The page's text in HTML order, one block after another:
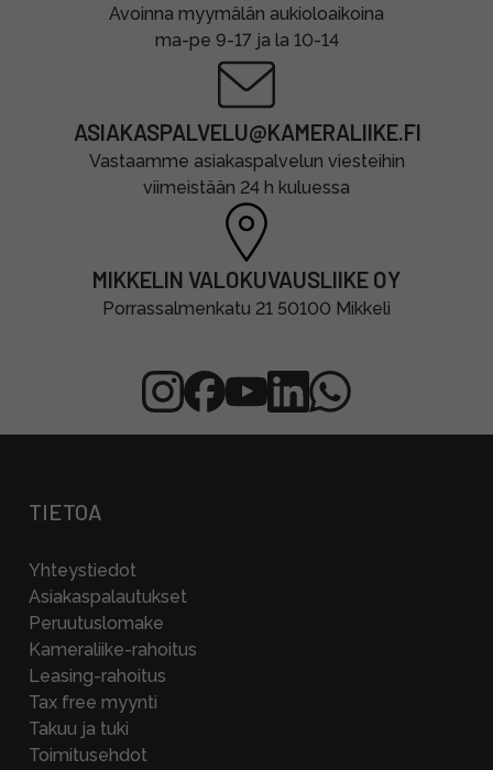
Avoinna myymälän aukioloaikoina
ma-pe 9-17 ja la 10-14
ASIAKASPALVELU@KAMERALIIKE.FI
Vastaamme asiakaspalvelun viesteihin
viimeistään 24 h kuluessa
MIKKELIN VALOKUVAUSLIIKE OY
Porrassalmenkatu 21 50100 Mikkeli
TIETOA
Yhteystiedot
Asiakaspalautukset
Peruutuslomake
Kameraliike-rahoitus
Leasing-rahoitus
Tax free myynti
Takuu ja tuki
Toimitusehdot